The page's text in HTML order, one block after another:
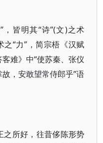
，皆明其“诗”(文)之术
之“力”，简宗梧《汉赋
难》中“使苏秦、张仪
，安敢望常侍郎乎”语
之所好，往昔侈陈形势